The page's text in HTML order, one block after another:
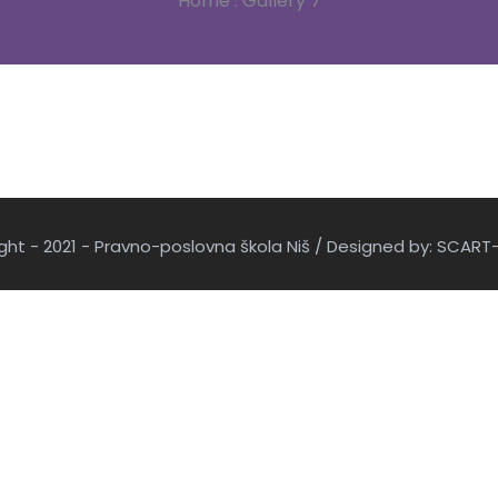
- 2021 - Pravno-poslovna škola Niš / Designed by: